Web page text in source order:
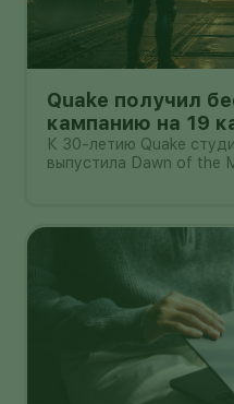
Quake получил
кампанию на 19
владельцам игры
К 30-летию Quake
выпустила Dawn of the